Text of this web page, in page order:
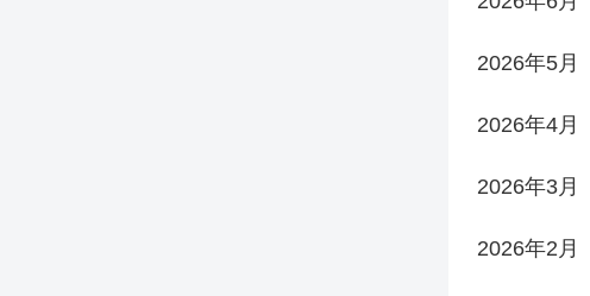
2026年5月
2026年4月
2026年3月
2026年2月